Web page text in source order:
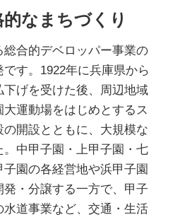
なまちづくり
合的デベロッパー事業の
す。1922年に兵庫県から
げを受けた後、周辺地域
運動場をはじめとするス
開設とともに、大規模な
中甲子園・上甲子園・七
園の各経営地や浜甲子園
・分譲する一方で、甲子
道事業など、交通・生活